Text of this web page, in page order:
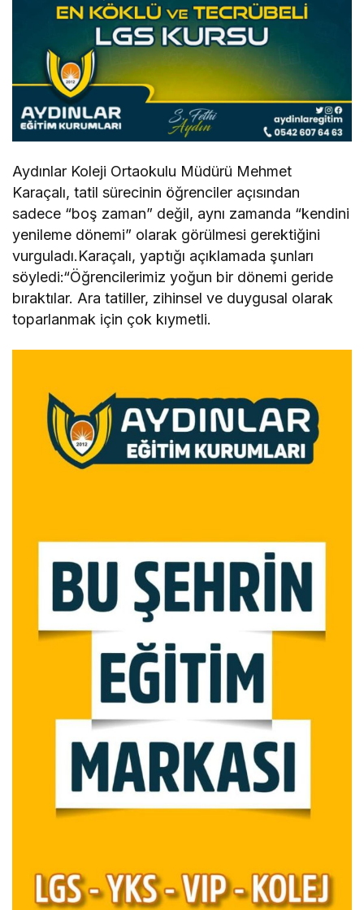
Aydınlar Koleji Ortaokulu Müdürü Mehmet
Karaçalı, tatil sürecinin öğrenciler açısından
sadece “boş zaman” değil, aynı zamanda “kendini
yenileme dönemi” olarak görülmesi gerektiğini
vurguladı.Karaçalı, yaptığı açıklamada şunları
söyledi:“Öğrencilerimiz yoğun bir dönemi geride
bıraktılar. Ara tatiller, zihinsel ve duygusal olarak
toparlanmak için çok kıymetli.